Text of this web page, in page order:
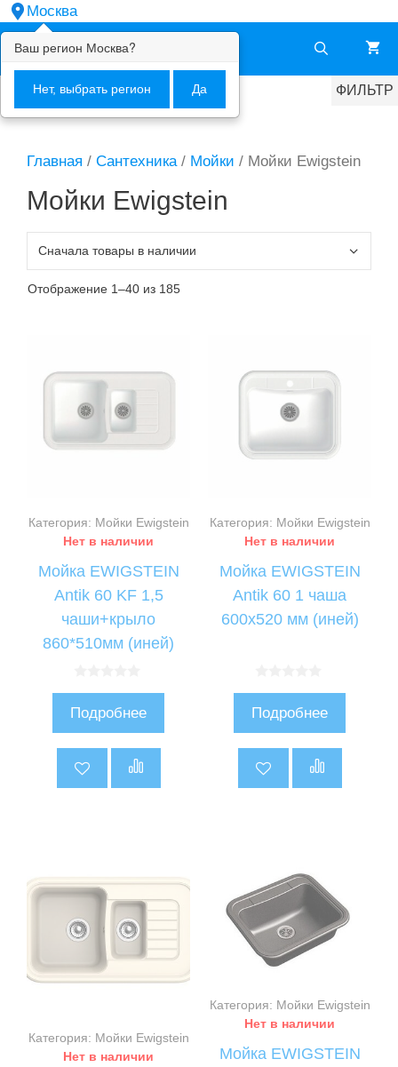
Перейти
к
содержимому
Москва
Ваш регион Москва?
Нет, выбрать регион Да
Меню
ФИЛЬТР
Главная / Сантехника/ Мойки / Мойки Ewigstein
Мойки Ewigstein
Отображение 1–40 из 185
Категория: Мойки Ewigstein
Нет в наличии
Мойка EWIGSTEIN
Antik 60 KF 1,5
чаши+крыло
860*510мм (иней)
Подробнее
Категория: Мойки Ewigstein
Нет в наличии
Мойка EWIGSTEIN
Antik 60 1 чаша
600х520 мм (иней)
Подробнее
Категория: Мойки Ewigstein
Нет в наличии
Категория: Мойки Ewigstein
Нет в наличии
Мойка EWIGSTEIN